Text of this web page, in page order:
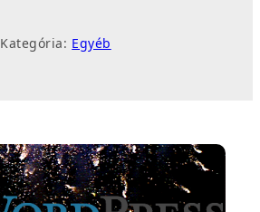
Kategória: Egyéb